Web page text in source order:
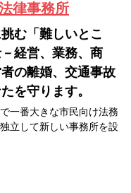
律事務所
む「難しいとこ
経営、業務、商
の離婚、交通事故
を守ります。
一番大きな市民向け法務
立して新しい事務所を設